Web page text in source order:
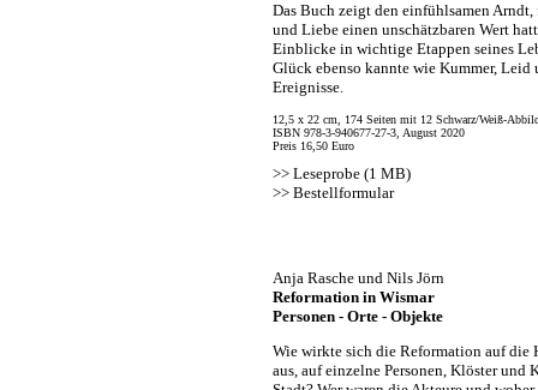
Das Buch zeigt den einfühlsamen Arndt,
und Liebe einen unschätzbaren Wert
Einblicke in wichtige Etappen seines
Glück ebenso kannte wie Kummer, Leid
Ereignisse.
12,5 x 22 cm, 174 Seiten mit 12 Schwarz/Weiß-
ISBN 978-3-940677-27-3, August 2020
Preis 16,50 Euro
>> Leseprobe (1 MB)
>> Bestellformular
Anja Rasche und Nils Jörn
Reformation in Wismar
Personen - Orte - Objekte
Wie wirkte sich die Reformation auf die
aus, auf einzelne Personen, Klöster und